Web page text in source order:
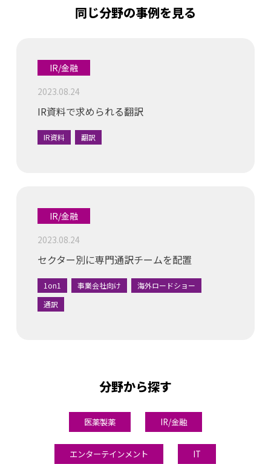
同じ分野の事例を見る
IR/金融
2023.08.24
IR資料で求められる翻訳
IR資料 翻訳
IR/金融
2023.08.24
セクター別に専門通訳チームを配置
1on1 事業会社向け
海外ロードショー
通訳
分野から探す
医薬製薬 IR/金融
エンターテインメント IT